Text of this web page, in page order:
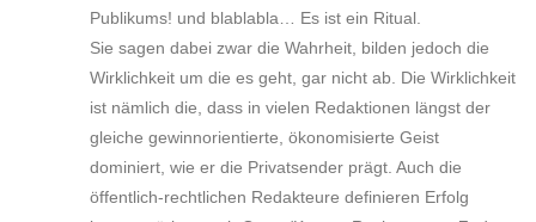
Publikums! und blablabla… Es ist ein Ritual.
Sie sagen dabei zwar die Wahrheit, bilden jedoch die
Wirklichkeit um die es geht, gar nicht ab. Die Wirklichkeit
ist nämlich die, dass in vielen Redaktionen längst der
gleiche gewinnorientierte, ökonomisierte Geist
dominiert, wie er die Privatsender prägt. Auch die
öffentlich-rechtlichen Redakteure definieren Erfolg